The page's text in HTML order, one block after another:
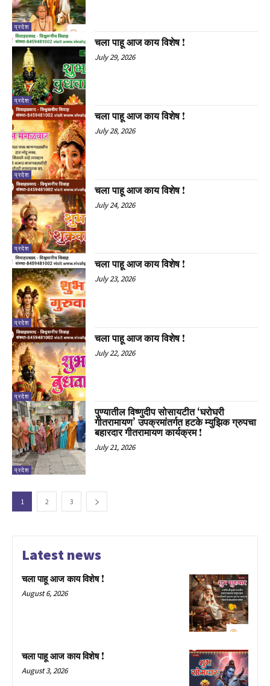
प्रदेश
प्रदेश
चला पाहू आज काय विशेष !
July 29, 2026
प्रदेश
चला पाहू आज काय विशेष !
July 28, 2026
प्रदेश
चला पाहू आज काय विशेष !
July 24, 2026
प्रदेश
चला पाहू आज काय विशेष !
July 23, 2026
प्रदेश
चला पाहू आज काय विशेष !
July 22, 2026
प्रदेश
पुण्यातील विष्णुदीप सोसायटीत ‘घरोघरी
गीतरामायण’ उपक्रमांतर्गत हटके म्युझिक ग्रुपचा
बहारदार गीतरामायण कार्यक्रम !
July 21, 2026
1 2 3
Latest news
चला पाहू आज काय विशेष !
August 6, 2026
चला पाहू आज काय विशेष !
August 3, 2026